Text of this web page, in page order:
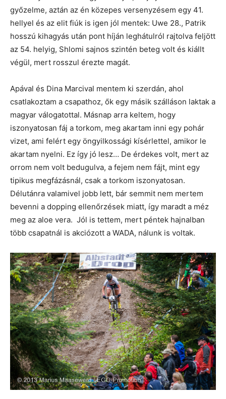
győzelme, aztán az én közepes versenyzésem egy 41.
hellyel és az elit fiúk is igen jól mentek: Uwe 28., Patrik
hosszú kihagyás után pont híján leghátulról rajtolva feljött
az 54. helyig, Shlomi sajnos szintén beteg volt és kiállt
végül, mert rosszul érezte magát.
Apával és Dina Marcival mentem ki szerdán, ahol
csatlakoztam a csapathoz, ők egy másik szálláson laktak a
magyar válogatottal. Másnap arra keltem, hogy
iszonyatosan fáj a torkom, meg akartam inni egy pohár
vizet, ami felért egy öngyilkossági kísérlettel, amikor le
akartam nyelni. Ez így jó lesz… De érdekes volt, mert az
orrom nem volt bedugulva, a fejem nem fájt, mint egy
tipikus megfázásnál, csak a torkom iszonyatosan.
Délutánra valamivel jobb lett, bár semmit nem mertem
bevenni a dopping ellenőrzések miatt, így maradt a méz
meg az aloe vera. Jól is tettem, mert péntek hajnalban
több csapatnál is akciózott a WADA, nálunk is voltak.